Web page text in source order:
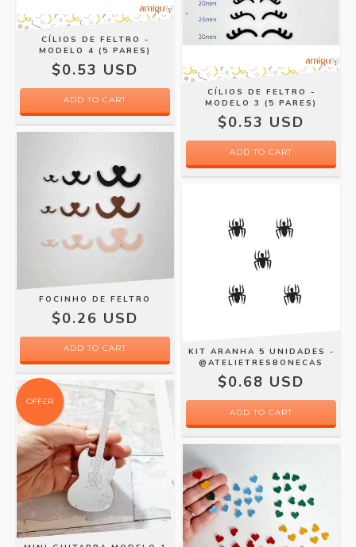
CÍLIOS DE FELTRO -
MODELO 4 (5 PARES)
$0.53 USD
ADD TO CART
CÍLIOS DE FELTRO -
MODELO 3 (5 PARES)
$0.53 USD
ADD TO CART
FOCINHO DE FELTRO
$0.26 USD
ADD TO CART
KIT ARANHA 5 UNIDADES -
@ATELIETRESBONECAS
$0.68 USD
OFFER